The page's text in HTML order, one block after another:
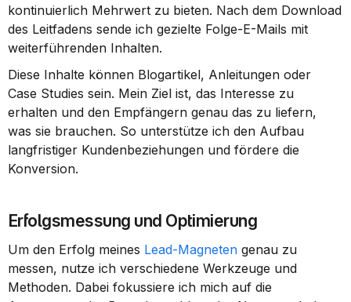
kontinuierlich Mehrwert zu bieten. Nach dem Download
des Leitfadens sende ich gezielte Folge-E-Mails mit
weiterführenden Inhalten.
Diese Inhalte können Blogartikel, Anleitungen oder
Case Studies sein. Mein Ziel ist, das Interesse zu
erhalten und den Empfängern genau das zu liefern,
was sie brauchen. So unterstütze ich den Aufbau
langfristiger Kundenbeziehungen und fördere die
Konversion.
Erfolgsmessung und Optimierung
Um den Erfolg meines Lead-Magneten genau zu
messen, nutze ich verschiedene Werkzeuge und
Methoden. Dabei fokussiere ich mich auf die